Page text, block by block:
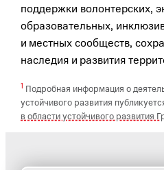
поддержки волонтерских,
образовательных,
и местных сообществ,
наследия и развития
1 Подробная информация о
устойчивого развития
в области устойчивого развития